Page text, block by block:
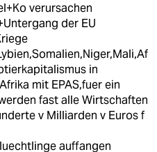
verursachen
der EU
in
mit EPAS,fuer ein
fast alle Wirtschaften
v Milliarden v Euros f
auffangen